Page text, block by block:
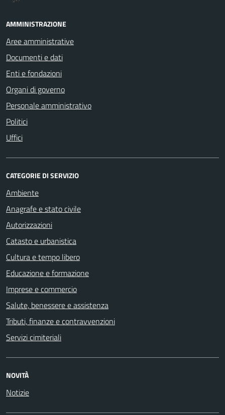
AMMINISTRAZIONE
Aree amministrative
Documenti e dati
Enti e fondazioni
Organi di governo
Personale amministrativo
Politici
Uffici
CATEGORIE DI SERVIZIO
Ambiente
Anagrafe e stato civile
Autorizzazioni
Catasto e urbanistica
Cultura e tempo libero
Educazione e formazione
Imprese e commercio
Salute, benessere e assistenza
Tributi, finanze e contravvenzioni
Servizi cimiteriali
NOVITÀ
Notizie